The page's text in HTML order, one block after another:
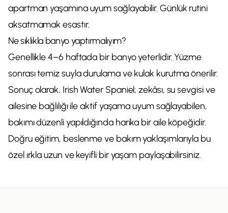
apartman yaşamına uyum sağlayabilir. Günlük rutini
aksatmamak esastır.
Ne sıklıkla banyo yaptırmalıyım?
Genellikle 4–6 haftada bir banyo yeterlidir. Yüzme
sonrası temiz suyla durulama ve kulak kurutma önerilir.
Sonuç olarak, Irish Water Spaniel; zekâsı, su sevgisi ve
ailesine bağlılığı ile aktif yaşama uyum sağlayabilen,
bakımı düzenli yapıldığında harika bir aile köpeğidir.
Doğru eğitim, beslenme ve bakım yaklaşımlarıyla bu
özel ırkla uzun ve keyifli bir yaşam paylaşabilirsiniz.